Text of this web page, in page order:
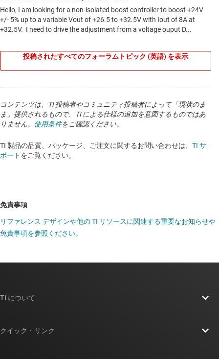
投稿されたすべてのフォーラムトピック (英語) を表示
コンテンツは、TI 投稿者やコミュニティ投稿者によって「現状のま
ま」提供されるもので、TI による仕様の追加を意図するものではあ
りません。 使用条件をご確認ください。
TI 製品の品質、パッケージ、ご注文に関するお問い合わせは、 TI サ
ポート をご覧ください。
免責事項
リファレンス デザインや他の TI リソースに関連する重要なお知らせや
免責事項を参照ください。
TI について
クイック・リンク